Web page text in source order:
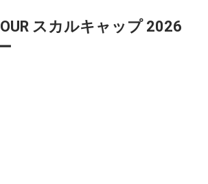
スカルキャップ 2026